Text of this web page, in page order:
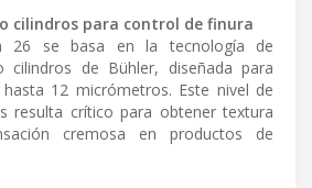
cilindros para control de finura
26 se basa en la tecnología de
cilindros de Bühler, diseñada para
12 micrómetros. Este nivel de
resulta crítico para obtener textura
cremosa en productos de